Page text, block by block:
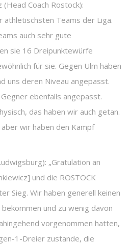
Coach Rostock):
athletischsten Teams der Liga.
auch sehr gute
sie 16 Dreipunktewürfe
für sie. Gegen Ulm haben
uns deren Niveau angepasst.
ebenfalls angepasst.
das haben wir auch getan.
wir haben den Kampf
„Gratulation an
und die ROSTOCK
Sieg. Wir haben generell keinen
und zu wenig davon
vorgenommen hatten,
1-Dreier zustande, die